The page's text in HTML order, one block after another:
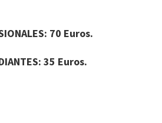
70 Euros.
35 Euros.